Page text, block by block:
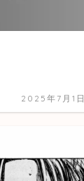
2025年7月1日